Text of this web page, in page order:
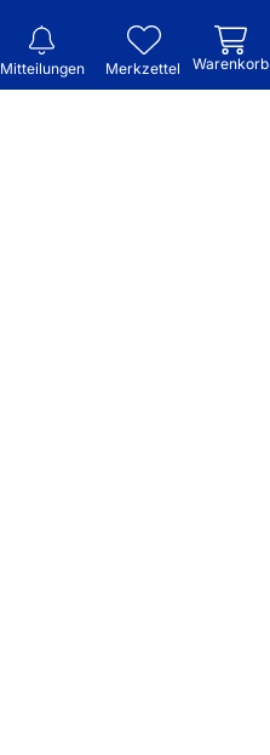
Mitteilungen Merkzettel Warenkorb